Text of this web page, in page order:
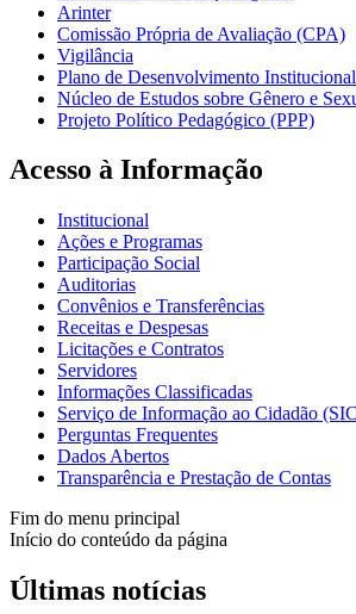
Arinter
Comissão Própria de Avaliação (CPA)
Vigilância
Plano de Desenvolvimento
Núcleo de Estudos sobre Gênero e
Projeto Político Pedagógico (PPP)
Acesso à Informação
Institucional
Ações e Programas
Participação Social
Auditorias
Convênios e Transferências
Receitas e Despesas
Licitações e Contratos
Servidores
Informações Classificadas
Serviço de Informação ao Cidadão
Perguntas Frequentes
Dados Abertos
Transparência e Prestação de Contas
Fim do menu principal
Início do conteúdo da página
Últimas notícias